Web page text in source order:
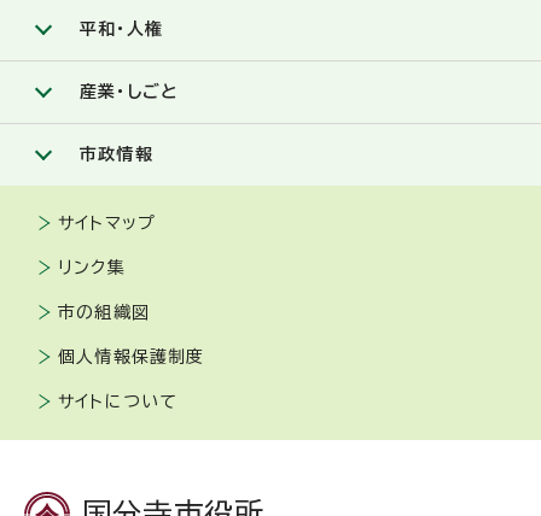
平和・人権
産業・しごと
市政情報
サイトマップ
リンク集
市の組織図
個人情報保護制度
サイトについて